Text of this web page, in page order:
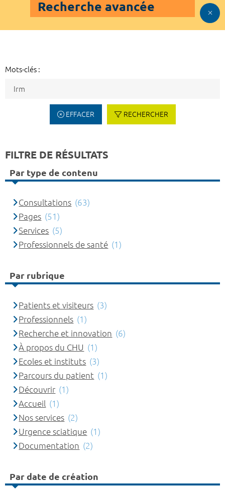
Recherche avancée
Mots-clés :
EFFACER RECHERCHER
FILTRE DE RÉSULTATS
Par type de contenu
Consultations (63)
Pages (51)
Services (5)
Professionnels de santé (1)
Par rubrique
Patients et visiteurs (3)
Professionnels (1)
Recherche et innovation (6)
À propos du CHU (1)
Ecoles et instituts (3)
Parcours du patient (1)
Découvrir (1)
Accueil (1)
Nos services (2)
Urgence sciatique (1)
Documentation (2)
Par date de création